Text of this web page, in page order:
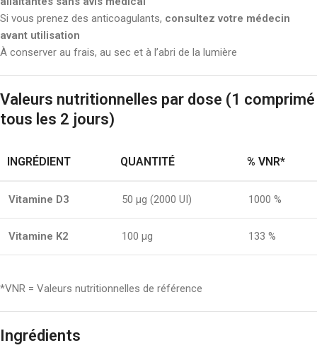
Si vous prenez des anticoagulants, consultez votre médecin
avant utilisation
À conserver au frais, au sec et à l’abri de la lumière
Valeurs nutritionnelles par dose (1 comprimé
tous les 2 jours)
INGRÉDIENT QUANTITÉ % VNR*
Vitamine D3 50 µg (2000 UI) 1000 %
Vitamine K2 100 µg 133 %
*VNR = Valeurs nutritionnelles de référence
Ingrédients